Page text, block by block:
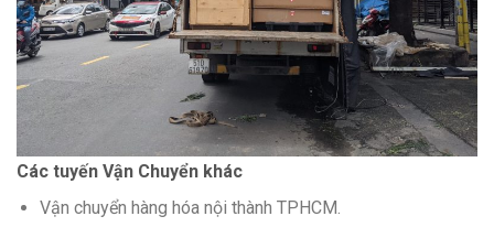
Các tuyến Vận Chuyển khác
Vận chuyển hàng hóa nội thành TPHCM.